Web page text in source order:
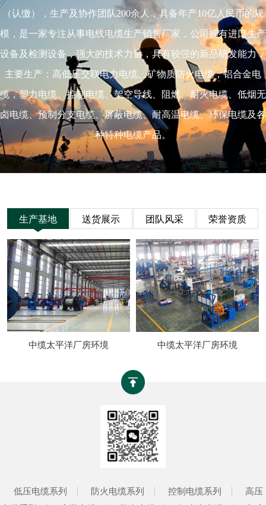
（认缴），生产及协作团队200余人，具备年产10亿人民币的规
模，是一家专注从事电线电缆生产销售厂家，公司拥有进口生产
设备及检测设备，强大的技术力量，具有较强的新品研发能力，
主要生产：高低压交联电力电缆、矿物质防火电缆，铝合金电
缆，塑力电缆、控制电缆、架空导线、阻燃、耐火电缆、低烟无
卤电缆、预制分支电缆、屏蔽电缆、耐高温电缆、环保电缆及各
种特种电缆产品。
生产基地 送货展示 团队风采 荣誉资质
中缆太平洋厂房环境 中缆太平洋厂房环境
低压电缆系列 防火电缆系列 控制电缆系列
高压